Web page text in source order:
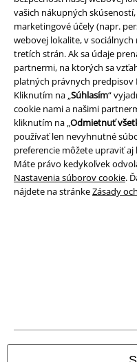
vašich nákupných
marketingové účely (napr.
webovej lokalite, v
tretích strán. Ak sa údaje
partnermi, na ktorých sa
platných právnych predpisov
Kliknutím na „Súhlasím“
cookie nami a našimi
kliknutím na „Odmietnuť
používať len nevyhnutné
preferencie môžete upraviť aj
Máte právo kedykoľvek
Nastavenia súborov cookie.
nájdete na stránkeZásady
Právne informácie
Podmienky
Imprint
Ochrana osobných údajov
Likvidácia odpadu a ochrana
Vyhlásenie o zhode
Informácie o prístupnosti